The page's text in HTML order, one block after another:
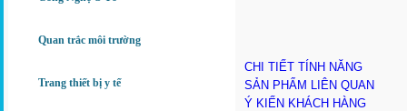
Quan trắc môi trường
Trang thiết bị y tế
CHI TIẾT TÍNH NĂNG
SẢN PHẨM LIÊN QUAN
Ý KIẾN KHÁCH HÀNG